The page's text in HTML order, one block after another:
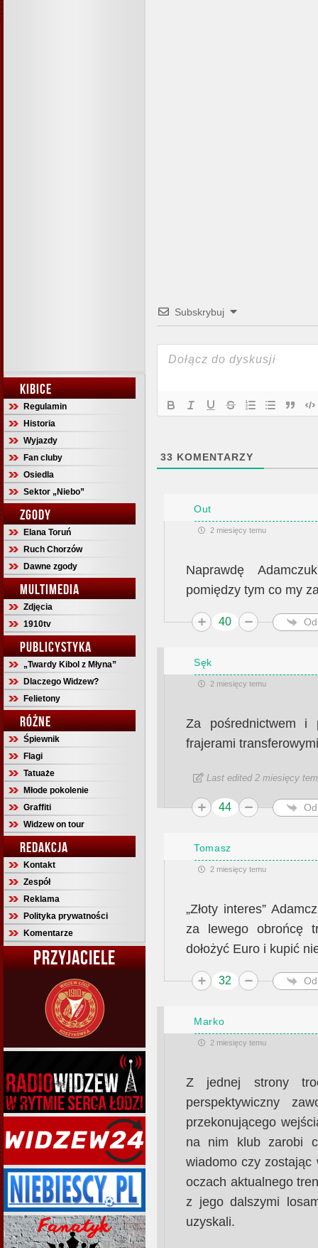
KIBICE
Regulamin
Historia
Wyjazdy
Fan cluby
Osiedla
Sektor „Niebo”
ZGODY
Elana Toruń
Ruch Chorzów
Dawne zgody
MULTIMEDIA
Zdjęcia
1910tv
PUBLICYSTYKA
„Twardy Kibol z Młyna”
Dlaczego Widzew?
Felietony
RÓŻNE
Śpiewnik
Flagi
Tatuaże
Młode pokolenie
Graffiti
Widzew on tour
REDAKCJA
Kontakt
Zespół
Reklama
Polityka prywatności
Komentarze
PRZYJACIELE
Subskrybuj
33 KOMENTARZY
Out
2 miesięcy temu
Naprawdę
pomiędzy tym co my
40
Sęk
2 miesięcy temu
Za pośrednictwem i
frajerami
Last edited 2 miesięcy
44
Tomasz
2 miesięcy temu
„Złoty interes”
za lewego obrońcę
dołożyć Euro i kupić
32
Marko
2 miesięcy temu
Z jednej strony
perspektywiczny
przekonującego
na nim klub zarobi
wiadomo czy zostając
oczach aktualnego
z jego dalszymi
uzyskali.